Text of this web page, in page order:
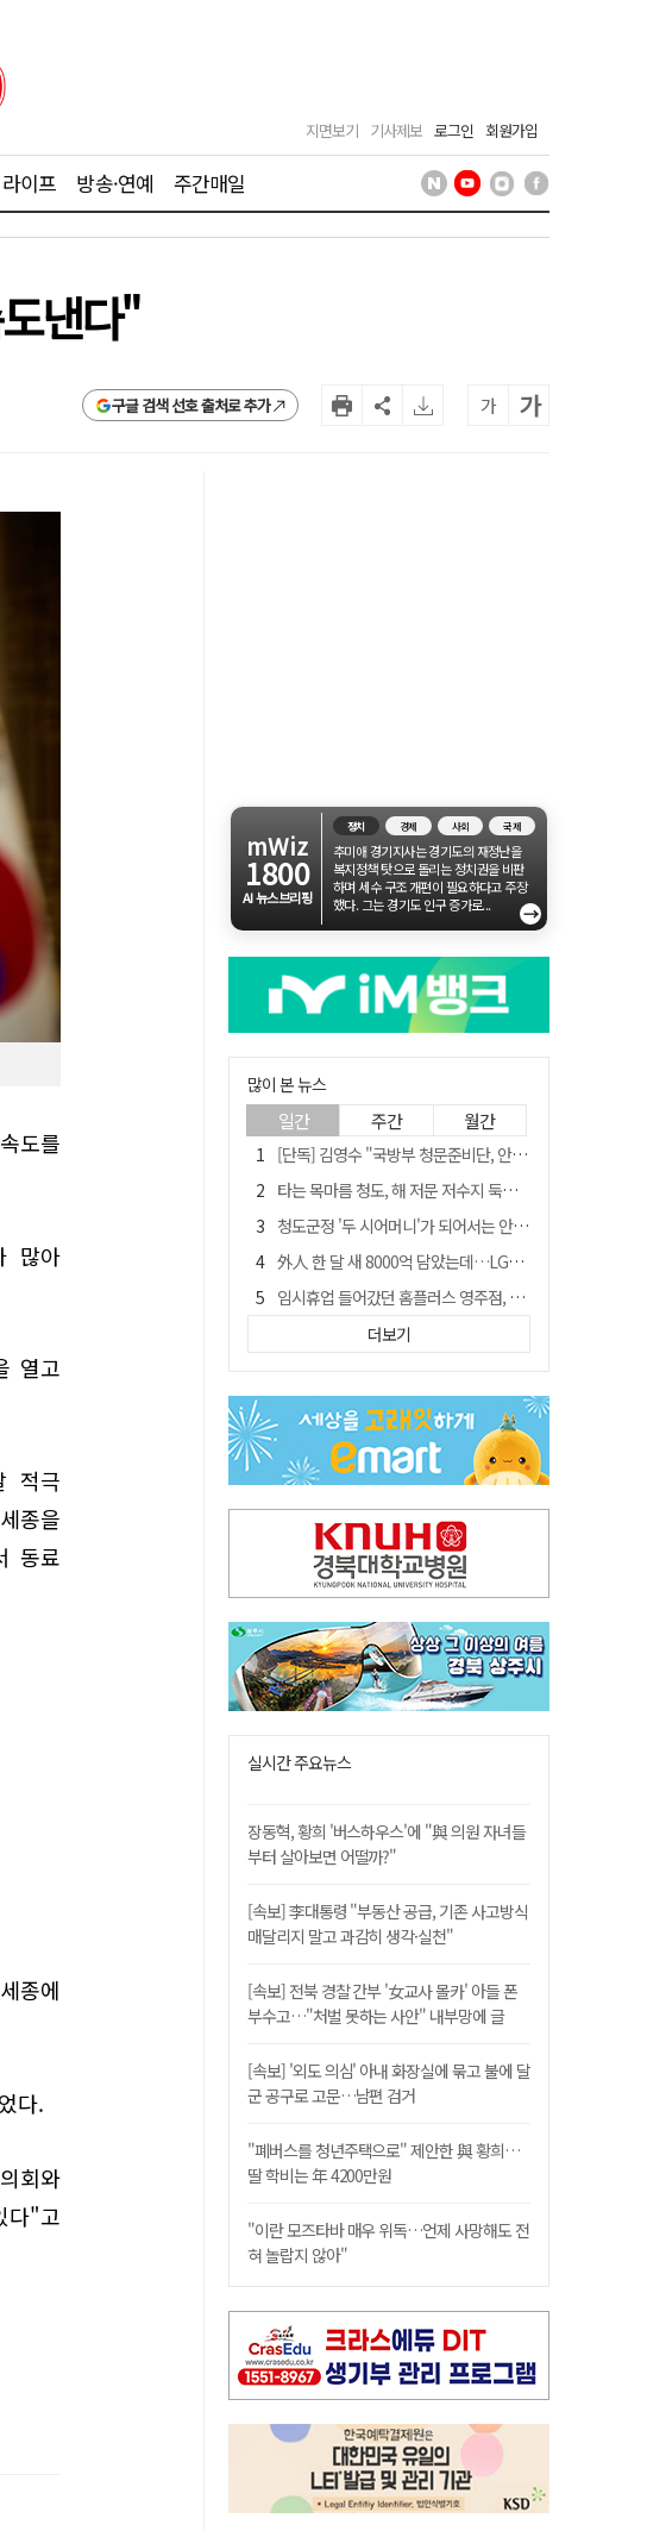
지면보기 기사제보 로그인 회원가입
라이프 방송·연예 주간매일
낸다"
구글 검색 선호 출처로 추가 가 가
도를
많아
열고
적극
종을
동료
종에
다.
회와
다"고
mWiz
1800
AI 뉴스브리핑
정치 경제 사회 국제
추미애 경기지사는 경기도의 재정난을
복지정책 탓으로 돌리는 정치권을 비판
하며 세수 구조 개편이 필요하다고 주장
했다. 그는 경기도 인구 증가로...
→
많이 본 뉴스
일간 주간 월간
[단독] 김영수 "국방부 청문준비단, 안규백 탈영 알고있었다"
타는 목마름 청도, 해 저문 저수지 둑에 군수가 서 있었다
청도군정 '두 시어머니'가 되어서는 안된다
外人 한 달 새 8000억 담았는데…LG이노텍 목표주가는 왜 엇갈릴까
임시휴업 들어갔던 홈플러스 영주점, 7일 영업 재개…지하 1층만 운영
신세계사이먼, 대구 아울렛 토지매매 계약 체결… 사업 본궤도
"폐기 버스 개조해 청년주택" 與 황희…'딸 학비는 年 4200만원'
이의준 전 경북도 새마을봉사과장, 제28대 울릉군 부군수 취임
"상법개정해도 주주가 '봉'"…하이닉스 솔리다임 상장설에 술렁[개미와글와글]
더보기
실시간 주요뉴스
장동혁, 황희 '버스하우스'에 "與 의원 자녀들
부터 살아보면 어떨까?"
[속보] 李대통령 "부동산 공급, 기존 사고방식
매달리지 말고 과감히 생각·실천"
[속보] 전북 경찰 간부 '女교사 몰카' 아들 폰
부수고…"처벌 못하는 사안" 내부망에 글
[속보] '외도 의심' 아내 화장실에 묶고 불에 달
군 공구로 고문…남편 검거
"폐버스를 청년주택으로" 제안한 與 황희…
딸 학비는 年 4200만원
"이란 모즈타바 매우 위독…언제 사망해도 전
혀 놀랍지 않아"